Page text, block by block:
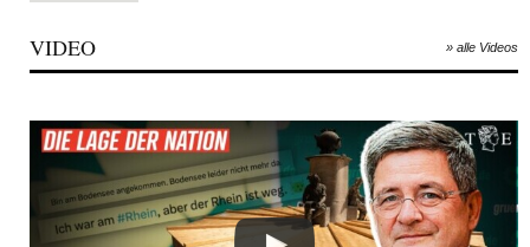
VIDEO » alle Videos